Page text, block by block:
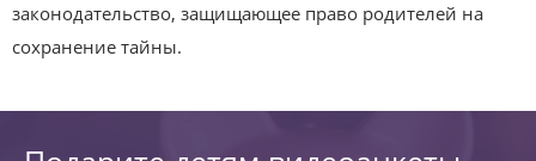
законодательство, защищающее право родителей на
сохранение тайны.